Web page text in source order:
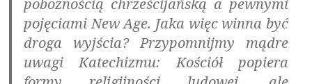
pobożnością chrześcijańską a pewnymi
pojęciami New Age. Jaka więc winna być
droga wyjścia? Przypomnijmy mądre
uwagi Katechizmu: Kościół popiera